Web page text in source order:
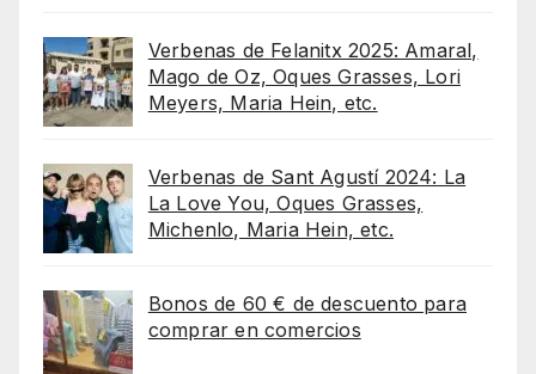
Verbenas de Felanitx 2025: Amaral,
Mago de Oz, Oques Grasses, Lori
Meyers, Maria Hein, etc.
Verbenas de Sant Agustí 2024: La
La Love You, Oques Grasses,
Michenlo, Maria Hein, etc.
Bonos de 60 € de descuento para
comprar en comercios